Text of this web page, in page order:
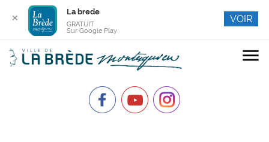
menu
✕
La brede
GRATUIT
Sur Google Play
VOIR